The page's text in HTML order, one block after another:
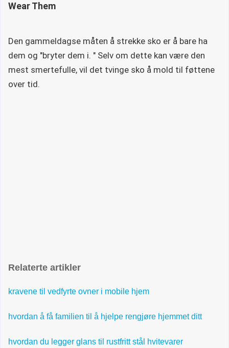
Wear Them
Den gammeldagse måten å strekke sko er å bare ha
dem og "bryter dem i. " Selv om dette kan være den
mest smertefulle, vil det tvinge sko å mold til føttene
over tid.
Relaterte artikler
kravene til vedfyrte ovner i mobile hjem
hvordan å få familien til å hjelpe rengjøre hjemmet ditt
hvordan du legger glans til rustfritt stål hvitevarer